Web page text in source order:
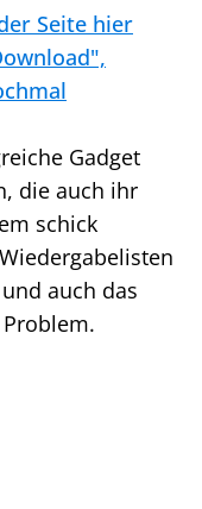
Seite hier
Gadget
die auch ihr
schick
auch das